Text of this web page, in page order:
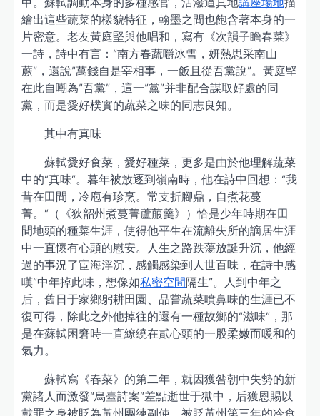
繪出這些蔬菜的樣貌特征，翰墨之間也飽含著本身的一
片密意。老友黃庭堅與他唱和，寫有《次韻子瞻春菜》
一詩，詩中有言：“南方春蔬嚼冰雪，妍熱思采南山
蕨”，還說“萬錢自是宰相事，一飯且從吾黨說”。黃庭堅
在此自嘲為“吾黨”，這一“黨”并非配合謀取好處的同
黨，而是愛好樸實的蔬菜之味的同志良知。
其中有真味
蘇軾愛好食菜，愛好種菜，更多是由於他理解蔬菜
中的“真味”。暮年被放逐到嶺南時，他在詩中回想：“我
昔在田間，冷庖有珍烹。常支折腳鼎，自煮花蔓
菁。”（《狄韶州煮蔓菁蘆菔羹》）恰是少年時期在田
間地頭的種菜生涯，使得他平生在流離失所的謫居生涯
中一直懷有心頭的慰安。人生之路跌蕩放誕升沉，他經
過的事況了宦海浮沉，感觸感染到人世百味，在詩中感
嘆“中年掉此味，想像如私密空間隔生”。人到中年之
后，舊日于家鄉躬耕田園、品嘗蔬菜噴鼻味的生涯已不
復可得，除此之外他掉往的還有一種故鄉的“滋味”，那
是在蘇軾困窘時一直繚繞在貳心頭的一股柔嫩而暖和的
氣力。
蘇軾寫《春菜》的第二年，就因獲咎朝中失勢的新
黨諸人而激發“烏臺詩案”差點逝世于獄中，后獲恩賜以